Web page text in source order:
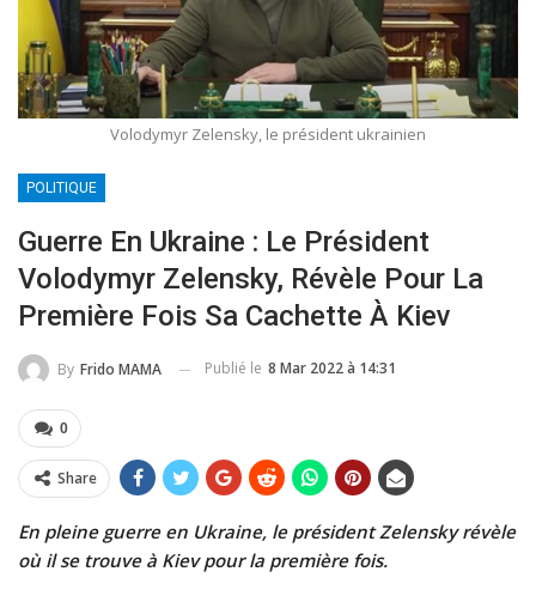
Volodymyr Zelensky, le président ukrainien
POLITIQUE
Guerre En Ukraine : Le Président
Volodymyr Zelensky, Révèle Pour La
Première Fois Sa Cachette À Kiev
By Frido MAMA Publié le 8 Mar 2022 à 14:31
0
Share
En pleine guerre en Ukraine, le président Zelensky révèle
où il se trouve à Kiev pour la première fois.